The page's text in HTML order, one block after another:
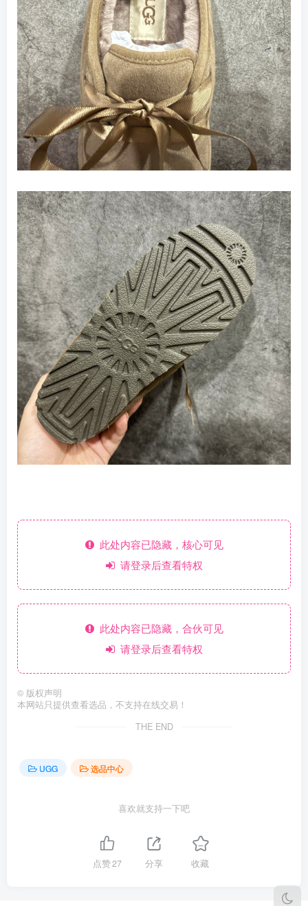
此处内容已隐藏，核心可见
请登录后查看特权
此处内容已隐藏，合伙可见
请登录后查看特权
© 版权声明
本网站只提供查看选品，不支持在线交易！
THE END
UGG 选品中心
喜欢就支持一下吧
点赞27 分享 收藏